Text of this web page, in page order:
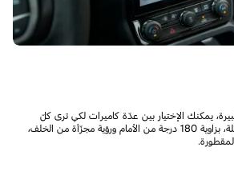
يمكنك الإختيار بين عدّة كاميرات لكي ترى كلّ
الزّوايا. ويتضمّن ذلك رؤية شاملة، بزاوية 180 درجة من الأمام ورؤية مجزّأة من الخلف،